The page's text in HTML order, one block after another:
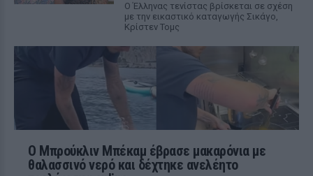
Ο Έλληνας τενίστας βρίσκεται σε σχέση
με την εικαστικό καταγωγής Σικάγο,
Κρίστεν Τομς
Ο Μπρούκλιν Μπέκαμ έβρασε μακαρόνια με
θαλασσινό νερό και δέχτηκε ανελέητο